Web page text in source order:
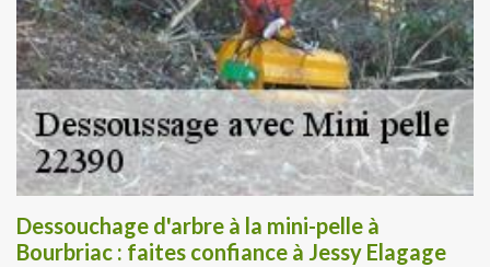
Dessouchage d'arbre à la mini-pelle à
Bourbriac : faites confiance à Jessy Elagage